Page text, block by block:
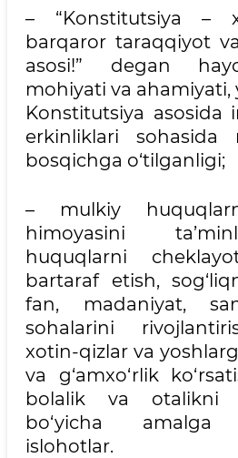
– “Konstitutsiya –
barqaror taraqqiyot
asosi!” degan
mohiyati va
Konstitutsiya asosida
erkinliklari sohasida
bosqichga o‘tilganligi;
– mulkiy
himoyasini
huquqlarni
bartaraf etish,
fan, madaniyat,
sohalarini
xotin-qizlar va
va g‘amxo‘rlik
bolalik va otalikni
bo‘yicha amalga
islohotlar.